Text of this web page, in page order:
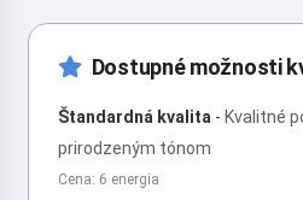
Dostupné možnosti
Štandardná kvalita - Kvalitné
prirodzeným tónom
Cena: 6 energia